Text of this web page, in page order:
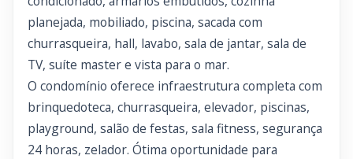
planejada, mobiliado, piscina, sacada com
churrasqueira, hall, lavabo, sala de jantar, sala de
TV, suíte master e vista para o mar.
O condomínio oferece infraestrutura completa com
brinquedoteca, churrasqueira, elevador, piscinas,
playground, salão de festas, sala fitness, segurança
24 horas, zelador. Ótima oportunidade para